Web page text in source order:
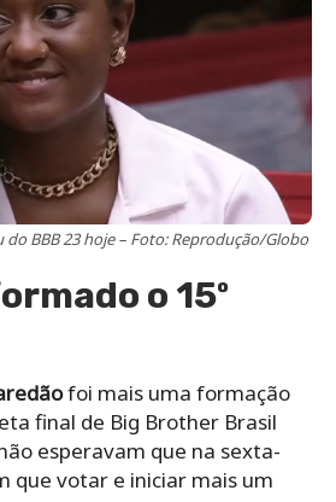
do BBB 23 hoje – Foto: Reprodução/Globo
o 15º
foi mais uma formação
final de Big Brother Brasil
esperavam que na sexta-
que votar e iniciar mais um